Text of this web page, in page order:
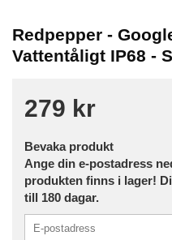
Redpepper -
Vattentåligt IP68 -
279 kr
Bevaka produkt
Ange din e-postadress
produkten finns i lager!
till 180 dagar.